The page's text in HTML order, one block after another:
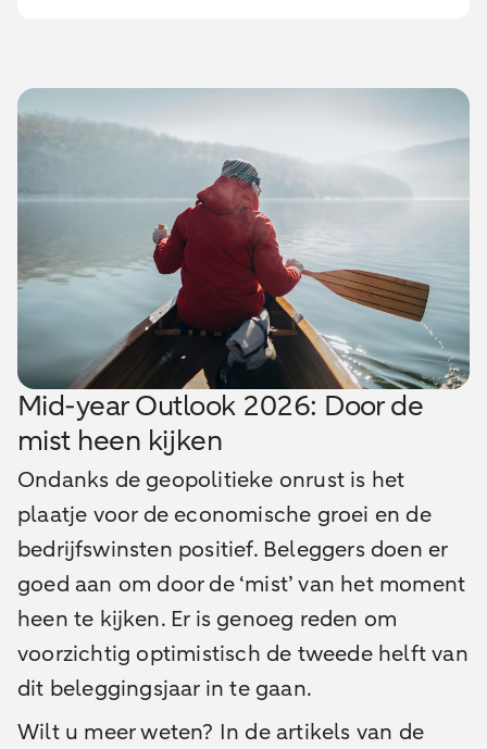
Mid-year Outlook 2026: Door de
mist heen kijken
Ondanks de geopolitieke onrust is het
plaatje voor de economische groei en de
bedrijfswinsten positief. Beleggers doen er
goed aan om door de ‘mist’ van het moment
heen te kijken. Er is genoeg reden om
voorzichtig optimistisch de tweede helft van
dit beleggingsjaar in te gaan.
Wilt u meer weten? In de artikels van de